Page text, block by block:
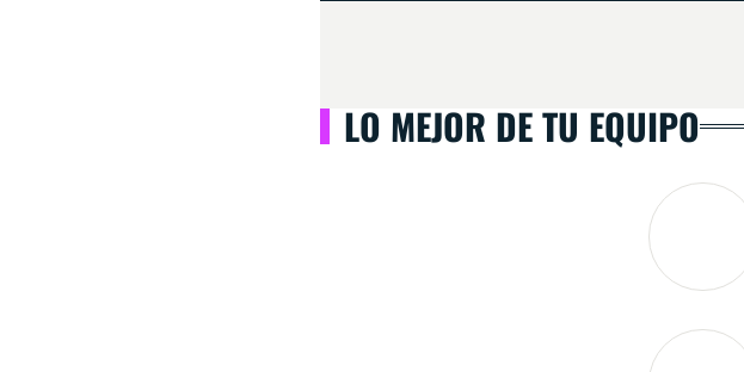
LO MEJOR DE TU EQUIPO